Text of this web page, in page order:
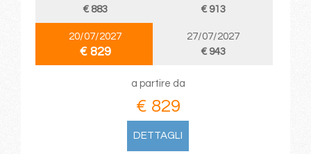
€ 883
€ 913
20/07/2027
€ 829
27/07/2027
€ 943
a partire da
€ 829
DETTAGLI